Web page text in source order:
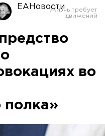
Оренбург
ЕАНовости
во
полка»